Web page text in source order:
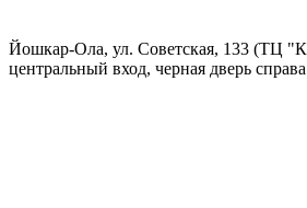
Йошкар-Ола, ул. Советская, 133 (ТЦ
центральный вход, черная дверь